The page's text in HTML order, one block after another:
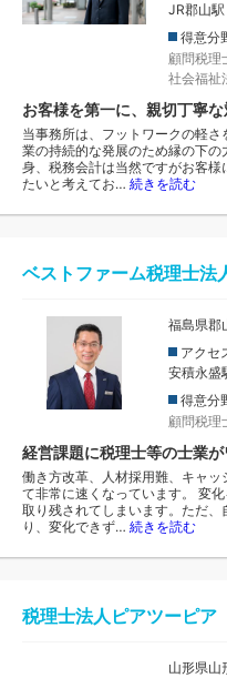
JR郡山駅
得意分
顧問税理
社会福祉
お客様を第一に、親切丁寧な
当事務所は、フットワークの軽
業の持続的な発展のため縁の下
身、税務会計は当然ですがお客
たいと考えてお… 続きを読む
ベストファーム税理士法
福島県郡
アクセ
安積永盛
得意分
顧問税理
経営課題に税理士等の士業
働き方改革、人材採用難、キャ
て非常に速くなっています。 変
取り残されてしまいます。ただ
り、変化できず… 続きを読む
税理士法人ピアツーピア
山形県山